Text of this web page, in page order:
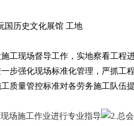
国历史文化展馆 工地
现场督导工作，实地察看工程
步强化现场标准化管理，严抓
质量管控标准对各劳务施工队伍